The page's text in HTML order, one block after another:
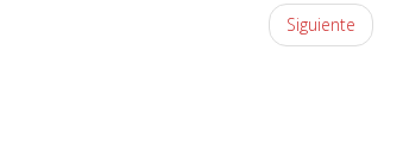
Siguiente